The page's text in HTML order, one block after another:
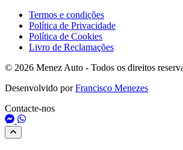
Termos e condições
Política de Privacidade
Política de Cookies
Livro de Reclamações
© 2026 Menez Auto - Todos os direitos
Desenvolvido porFrancisco Menezes
Contacte-nos